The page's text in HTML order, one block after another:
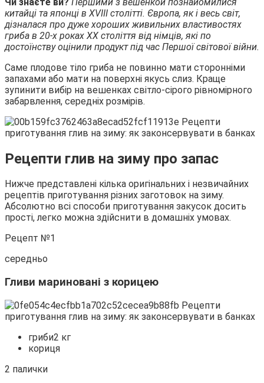
китайці та японці в XVIII столітті. Європа, як і весь світ,
дізналася про дуже хороших живильних властивостях
гриба в 20-х роках ХХ століття від німців, які по
достоїнству оцінили продукт під час Першої світової війни.
Саме плодове тіло гриба не повинно мати сторонніми
запахами або мати на поверхні якусь слиз. Краще
зупинити вибір на вешенках світло-сірого рівномірного
забарвлення, середніх розмірів.
Рецепти глив на зиму про запас
Нижче представлені кілька оригінальних і незвичайних
рецептів приготування різних заготовок на зиму.
Абсолютно всі способи приготування закусок досить
прості, легко можна здійснити в домашніх умовах.
Рецепт №1
середньо
Гливи мариновані з корицею
гриби2 кг
кориця
2 палички